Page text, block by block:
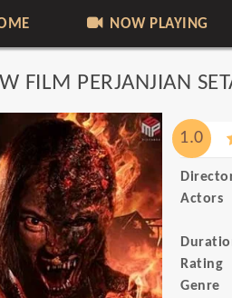
NOW PLAYING
FILM PERJANJIAN
1.0
Actors
Rating
Genre